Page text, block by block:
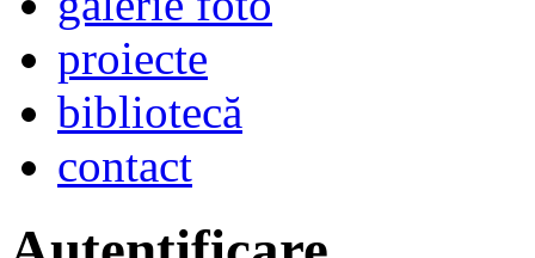
proiecte
bibliotecă
contact